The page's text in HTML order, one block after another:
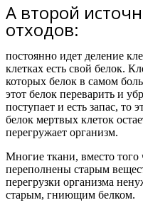
А второй
отходов:
постоянно идет деление
клетках есть свой белок.
которых белок в самом
этот белок переварить и
поступает и есть запас, то
белок мертвых клеток
перегружает организм.
Многие ткани, вместо
переполнены старым
перегрузки организма
старым, гниющим белком.